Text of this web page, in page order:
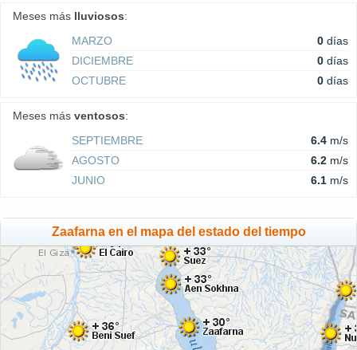
Meses más lluviosos:
MARZO
0 días
DICIEMBRE
0 días
OCTUBRE
0 días
Meses más ventosos:
SEPTIEMBRE
6.4 m/s
AGOSTO
6.2 m/s
JUNIO
6.1 m/s
Zaafarna en el mapa del estado del tiempo